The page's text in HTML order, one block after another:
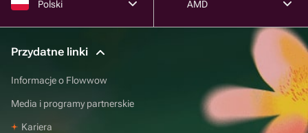
Polski AMD
Przydatne linki
Informacje o Flowwow
Media i programy partnerskie
Kariera